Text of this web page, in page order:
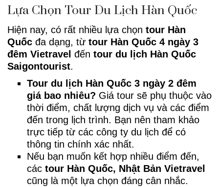
Lựa Chọn Tour Du Lịch Hàn Quốc
Hiện nay, có rất nhiều lựa chọn tour Hàn
Quốc đa dạng, từ tour Hàn Quốc 4 ngày 3
đêm Vietravel đến tour du lịch Hàn Quốc
Saigontourist.
Tour du lịch Hàn Quốc 3 ngày 2 đêm
giá bao nhiêu? Giá tour sẽ phụ thuộc vào
thời điểm, chất lượng dịch vụ và các điểm
đến trong lịch trình. Bạn nên tham khảo
trực tiếp từ các công ty du lịch để có
thông tin chính xác nhất.
Nếu bạn muốn kết hợp nhiều điểm đến,
các tour Hàn Quốc, Nhật Bản Vietravel
cũng là một lựa chọn đáng cân nhắc.